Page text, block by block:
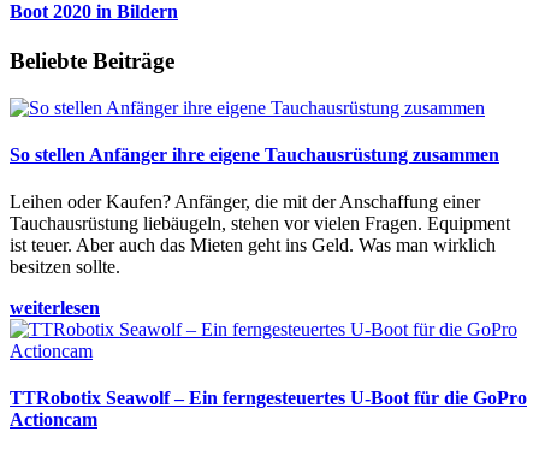
Boot 2020 in Bildern
Beliebte Beiträge
So stellen Anfänger ihre eigene Tauchausrüstung zusammen
Leihen oder Kaufen? Anfänger, die mit der Anschaffung einer
Tauchausrüstung liebäugeln, stehen vor vielen Fragen. Equipment
ist teuer. Aber auch das Mieten geht ins Geld. Was man wirklich
besitzen sollte.
weiterlesen
TTRobotix Seawolf – Ein ferngesteuertes U-Boot für die GoPro
Actioncam